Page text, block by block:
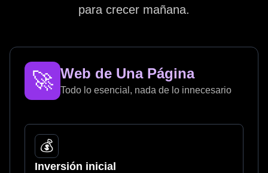
para crecer mañana.
🚀 Web de Una Página
Todo lo esencial, nada de lo innecesario
💰
Inversión inicial